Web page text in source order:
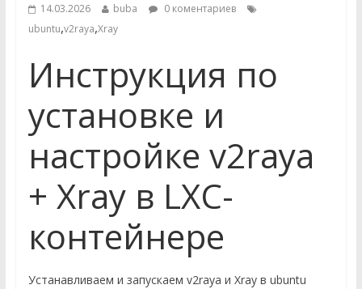
14.03.2026 buba
0 коментариев
ubuntu,v2raya,Xray
Инструкция по
установке и
настройке v2raya
+ Xray в LXC-
контейнере
Устанавливаем и запускаем v2raya и Xray в ubuntu